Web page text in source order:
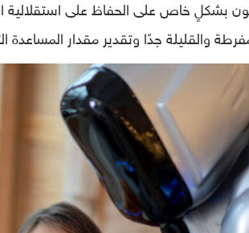
بشكلٍ خاص على الحفاظ على
والقليلة جدًا وتقدير مقدار المساعدة